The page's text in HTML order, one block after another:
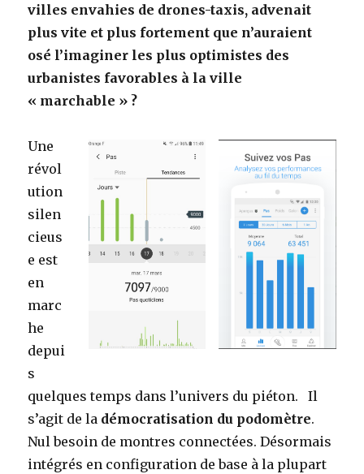
villes envahies de drones-taxis, advenait
plus vite et plus fortement que n’auraient
osé l’imaginer les plus optimistes des
urbanistes favorables à la ville
« marchable » ?
Une
révol
ution
silen
cieus
e est
en
marc
he
depui
s
quelques temps dans l’univers du piéton. Il
s’agit de la démocratisation du podomètre.
Nul besoin de montres connectées. Désormais
intégrés en configuration de base à la plupart